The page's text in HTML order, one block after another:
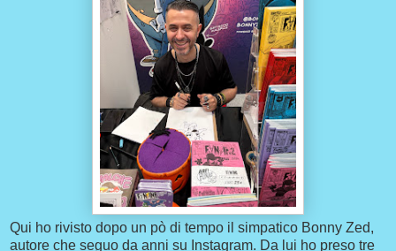
Qui ho rivisto dopo un pò di tempo il simpatico Bonny Zed,
autore che seguo da anni su Instagram. Da lui ho preso tre